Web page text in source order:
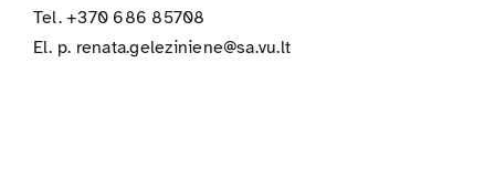
Tel. +370 686 85708
El. p. renata.geleziniene@sa.vu.lt